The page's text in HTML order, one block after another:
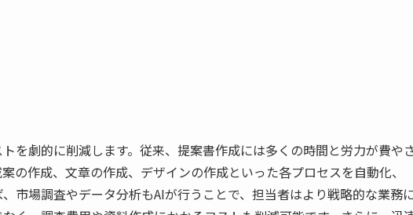
を劇的に削減します。従来、提案書作成には多くの時間と労力が費や
の作成、文章の作成、デザインの作成といった各プロセスを自動化、
市場調査やデータ分析もAIが行うことで、担当者はより戦略的な業務